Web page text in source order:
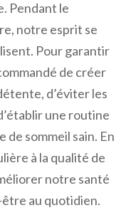
Pendant le
notre esprit se
Pour garantir
de créer
d’éviter les
une routine
sommeil sain. En
à la qualité de
notre santé
au quotidien.